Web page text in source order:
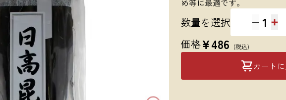
め等に最適です。
数量を選択 1
価格¥486 (税込)
カート